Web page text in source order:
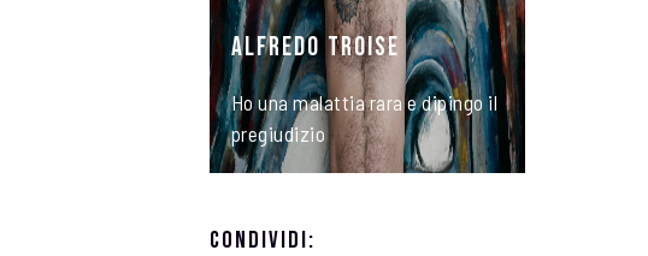
ALFREDO TROISE
Ho una malattia rara e dipingo il
pregiudizio
Condividi: